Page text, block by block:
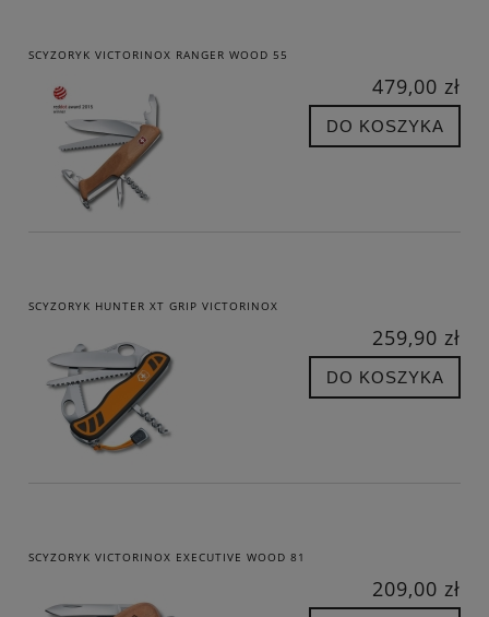
SCYZORYK VICTORINOX RANGER WOOD 55
479,00 zł
DO KOSZYKA
SCYZORYK HUNTER XT GRIP VICTORINOX
259,90 zł
DO KOSZYKA
SCYZORYK VICTORINOX EXECUTIVE WOOD 81
209,00 zł